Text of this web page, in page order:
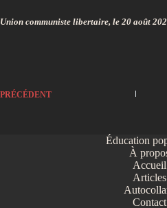
Union communiste libertaire, le 20 août
PRÉCÉDENT
Éducation
À
Accueil
Articles
Contact